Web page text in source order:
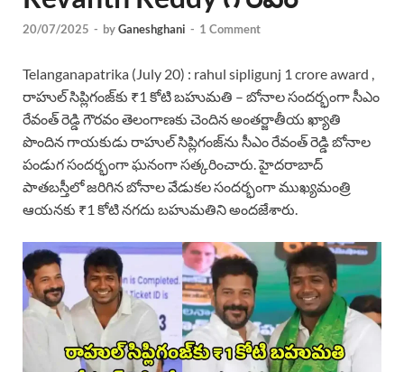
20/07/2025 - byGaneshghani - 1 Comment
Telanganapatrika (July 20) : rahul sipligunj 1 crore award ,
రాహుల్ సిప్లిగంజ్‌కు ₹1 కోటి బహుమతి – బోనాల సందర్భంగా సీఎం
రేవంత్ రెడ్డి గౌరవం తెలంగాణకు చెందిన అంతర్జాతీయ ఖ్యాతి
పొందిన గాయకుడు రాహుల్ సిప్లిగంజ్‌ను సీఎం రేవంత్ రెడ్డి బోనాల
పండుగ సందర్భంగా ఘనంగా సత్కరించారు. హైదరాబాద్‌
పాతబస్తీలో జరిగిన బోనాల వేడుకల సందర్భంగా ముఖ్యమంత్రి
ఆయనకు ₹1 కోటి నగదు బహుమతిని అందజేశారు.